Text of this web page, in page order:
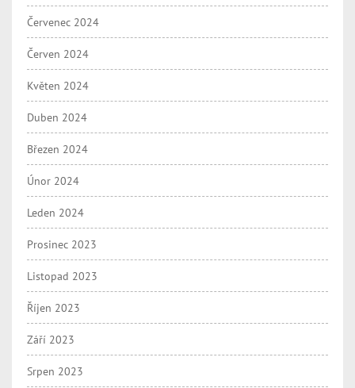
Červenec 2024
Červen 2024
Květen 2024
Duben 2024
Březen 2024
Únor 2024
Leden 2024
Prosinec 2023
Listopad 2023
Říjen 2023
Září 2023
Srpen 2023